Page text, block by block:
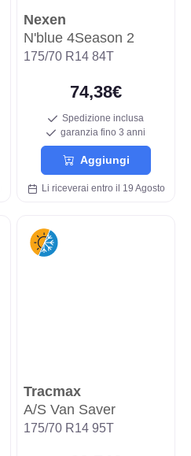
Nexen
N'blue 4Season 2
175/70 R14 84T
74,38€
Spedizione inclusa
garanzia fino 3 anni
Aggiungi
Li riceverai entro il 19 Agosto
Tracmax
A/S Van Saver
175/70 R14 95T